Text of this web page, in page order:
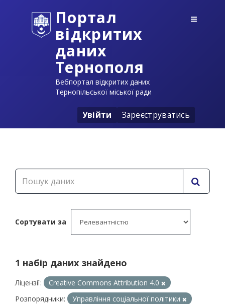
Портал
відкритих
даних
Тернополя
Вебпортал відкритих даних
Тернопільської міської ради
Увійти Зареєструватись
Сортувати за
1 набір даних знайдено
Ліцензії:
Creative Commons Attribution 4.0
Розпорядники:
Управління соціальної політики